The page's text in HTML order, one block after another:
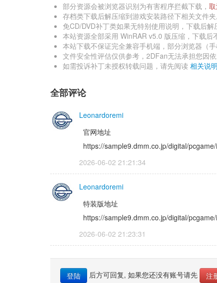
部分资源会被浏览器识别为有害程序拦截下载，
存档类下载后解压缩到游戏安装路径下相关文件
免CD/DVD补丁类如果无特别使用说明，下载后解
本站资源全部采用 WinRAR v5.0 版压缩，下载后
本站下载不保证完全兼容手机端，部分浏览器（
文件安全性评估仅供参考，2DFan无法承担您因
如需投诉补丁未授权转载问题，请先阅读 相关说明
全部评论
Leonardoremi
官网地址
https://sample9.dmm.co.jp/digital/
2026-06-02 21:21:34
Leonardoremi
特装版地址
https://sample9.dmm.co.jp/digital/
2026-06-02 21:23:31
登陆 后方可回复, 如果您还没有账号请先 注